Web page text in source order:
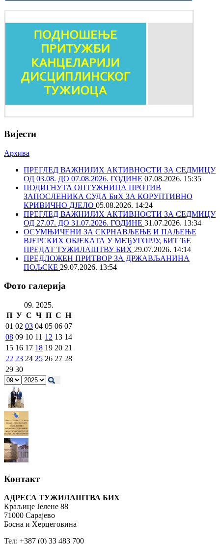
Вијести
Архива
ПРЕГЛЕД ВАЖНИЈИХ АКТИВНОСТИ ЗА СЕДМИЦУ
ОД 03.08. ДО 07.08.2026. ГОДИНЕ 07.08.2026. 15:35
ПОДИГНУТА ОПТУЖНИЦА ПРОТИВ
ЗАПОСЛЕНИКА СУДА БиХ ЗА КОРУПТИВНО
КРИВИЧНО ДЈЕЛО 05.08.2026. 14:24
ПРЕГЛЕД ВАЖНИЈИХ АКТИВНОСТИ ЗА СЕДМИЦУ
ОД 27.07. ДО 31.07.2026. ГОДИНЕ 31.07.2026. 13:34
ОСУМЊИЧЕНИ ЗА СКРНАВЉЕЊЕ И ПАЉЕЊЕ
ВЈЕРСКИХ ОБЈЕКАТА У МЕЂУГОРЈУ, БИТ ЋЕ
ПРЕДАТ ТУЖИЛАШТВУ БИХ 29.07.2026. 14:14
ПРЕДЛОЖЕН ПРИТВОР ЗА ДРЖАВЉАНИНА
ПОЉСКЕ 29.07.2026. 13:54
Фото галерија
09. 2025.
П У С Ч П С Н
01 02 03 04 05 06 07
08 09 10 11 12 13 14
15 16 17 18 19 20 21
22 23 24 25 26 27 28
29 30
Контакт
АДРЕСА ТУЖИЛАШТВА БИХ
Краљице Јелене 88
71000 Сарајево
Босна и Херцеговина
Тел: +387 (0) 33 483 700